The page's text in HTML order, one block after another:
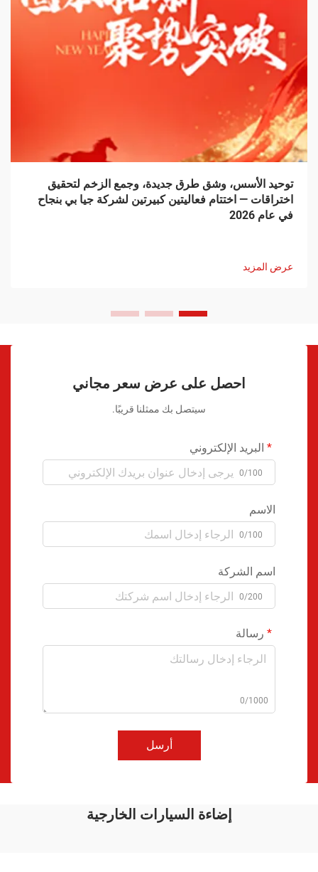
توحيد الأسس، وشق طرق جديدة، وجمع الزخم لتحقيق
اختراقات — اختتام فعاليتين كبيرتين لشركة جيا بي بنجاح
في عام 2026
عرض المزيد
احصل على عرض سعر مجاني
سيتصل بك ممثلنا قريبًا.
البريد الإلكتروني
0/100
الاسم
0/100
اسم الشركة
0/200
رسالة
0/1000
أرسل
إضاءة السيارات الخارجية